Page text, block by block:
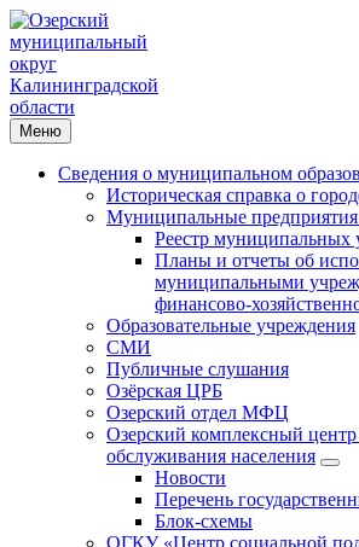
Меню
Сведения о муниципальном
Историческая справка о
Муниципальные
Реестр муниципальных
Планы и отчеты об
муниципальными
финансово-
Образовательные учреждения
СМИ
Публичные слушания
Озёрская ЦРБ
Озерский отдел МФЦ
Озерский комплексный центр
обслуживания населения
Новости
Перечень
Блок-схемы
ОГКУ «Центр социальной